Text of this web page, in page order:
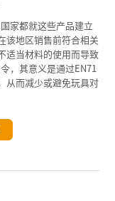
家都就这些产品建立
该地区销售前符合相关
适当材料的使用而导致
，其意义是通过EN71
从而减少或避免玩具对